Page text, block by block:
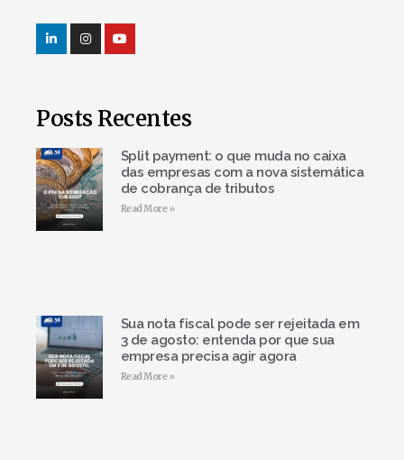
Posts Recentes
Split payment: o que muda no caixa
das empresas com a nova sistemática
de cobrança de tributos
Read More »
Sua nota fiscal pode ser rejeitada em
3 de agosto: entenda por que sua
empresa precisa agir agora
Read More »